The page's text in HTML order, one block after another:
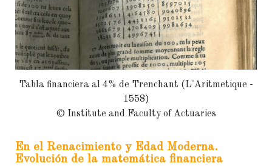
Tabla financiera al 4% de Trenchant (L'Aritmetique -
1558)
© Institute and Faculty of Actuaries
En el Renacimiento y Edad Moderna.
Evolución de la matemática financiera